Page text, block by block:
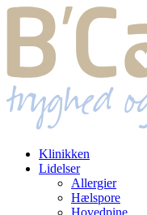
Klinikken
Lidelser
Allergier
Hælspore
Hovedpine